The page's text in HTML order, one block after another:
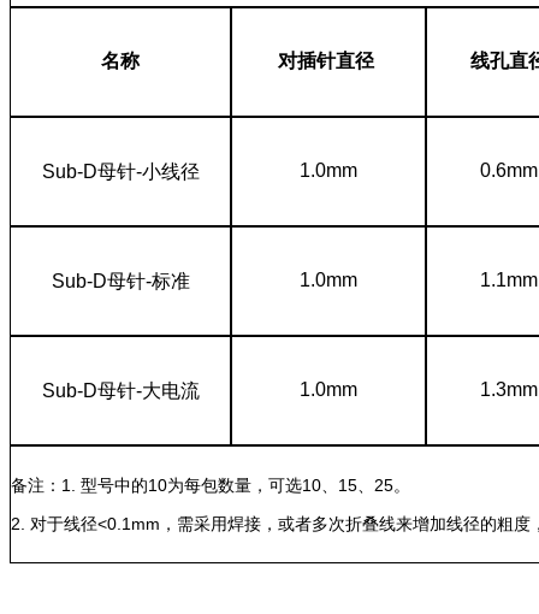
名称 对插针直径 线孔直
Sub-D母针-小线径 1.0mm 0.6mm
Sub-D母针-标准 1.0mm 1.1mm
Sub-D母针-大电流 1.0mm 1.3mm
备注：1. 型号中的10为每包数量，可选10、15、25。
2. 对于线径<0.1mm，需采用焊接，或者多次折叠线来增加线径的粗度